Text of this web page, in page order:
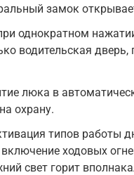
замок
однократном
водительская
люка в
охрану.
типов работы
ходовых
свет горит